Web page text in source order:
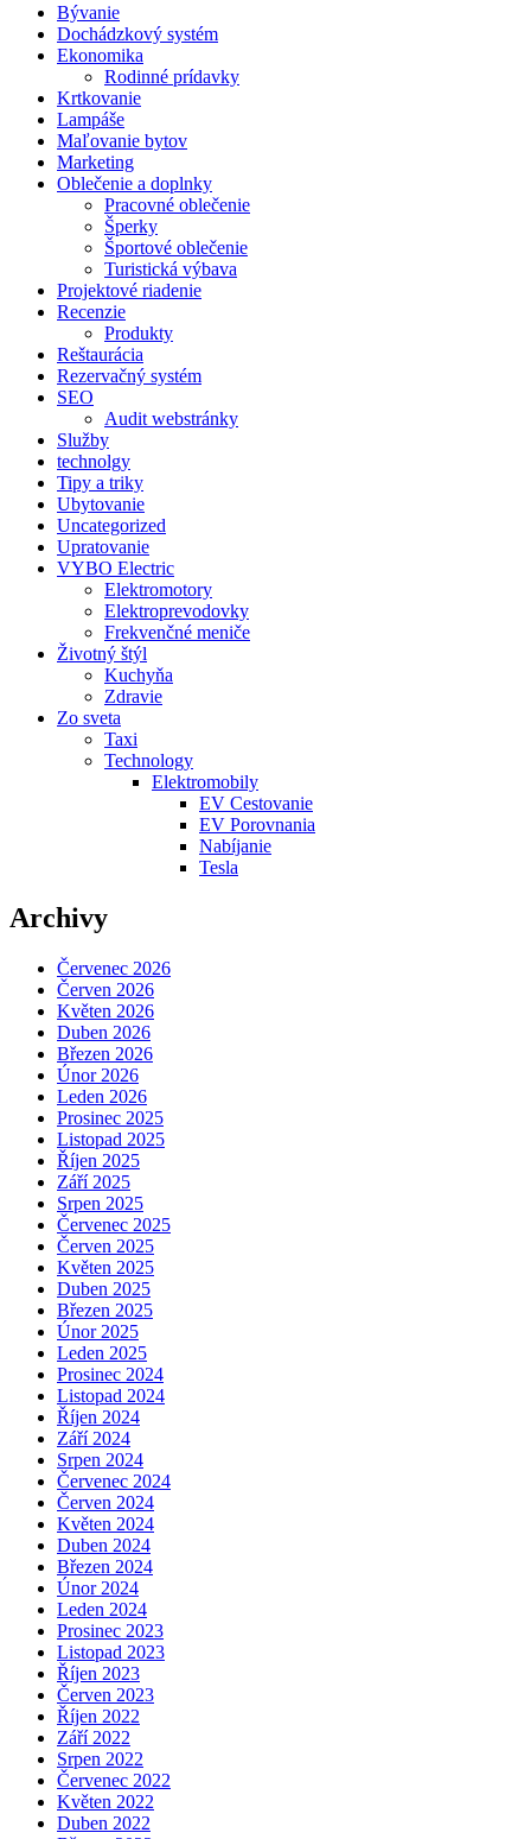
Bývanie
Dochádzkový systém
Ekonomika
Rodinné prídavky
Krtkovanie
Lampáše
Maľovanie bytov
Marketing
Oblečenie a doplnky
Pracovné oblečenie
Šperky
Športové oblečenie
Turistická výbava
Projektové riadenie
Recenzie
Produkty
Reštaurácia
Rezervačný systém
SEO
Audit webstránky
Služby
technolgy
Tipy a triky
Ubytovanie
Uncategorized
Upratovanie
VYBO Electric
Elektromotory
Elektroprevodovky
Frekvenčné meniče
Životný štýl
Kuchyňa
Zdravie
Zo sveta
Taxi
Technology
Elektromobily
EV Cestovanie
EV Porovnania
Nabíjanie
Tesla
Archivy
Červenec 2026
Červen 2026
Květen 2026
Duben 2026
Březen 2026
Únor 2026
Leden 2026
Prosinec 2025
Listopad 2025
Říjen 2025
Září 2025
Srpen 2025
Červenec 2025
Červen 2025
Květen 2025
Duben 2025
Březen 2025
Únor 2025
Leden 2025
Prosinec 2024
Listopad 2024
Říjen 2024
Září 2024
Srpen 2024
Červenec 2024
Červen 2024
Květen 2024
Duben 2024
Březen 2024
Únor 2024
Leden 2024
Prosinec 2023
Listopad 2023
Říjen 2023
Červen 2023
Říjen 2022
Září 2022
Srpen 2022
Červenec 2022
Květen 2022
Duben 2022